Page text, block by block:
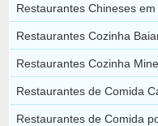
Restaurantes Chineses
Restaurantes Cozinha
Restaurantes Cozinha
Restaurantes de Comida
Restaurantes de Comida